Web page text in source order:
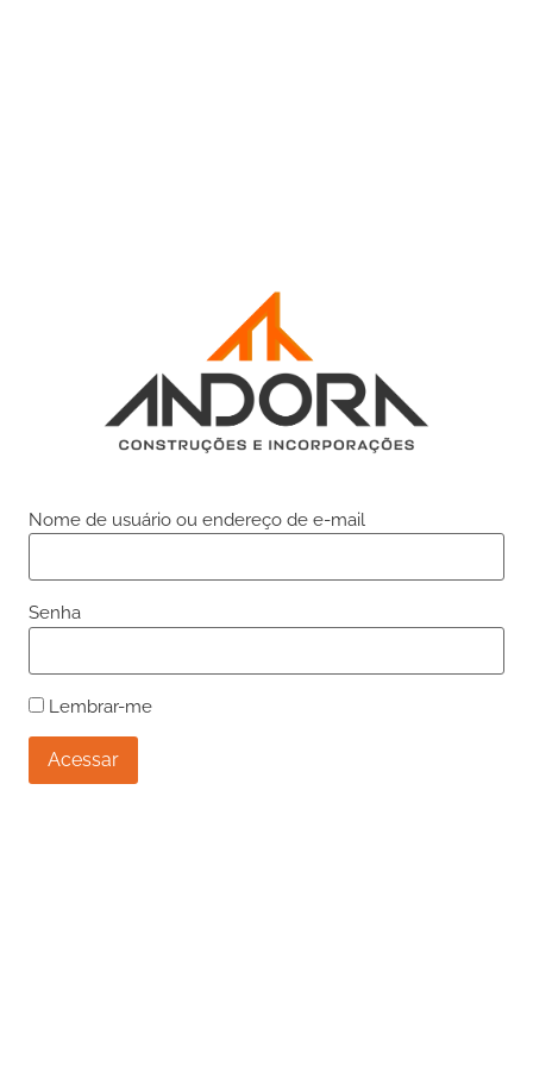
Nome de usuário ou endereço de e-mail
Senha
Lembrar-me